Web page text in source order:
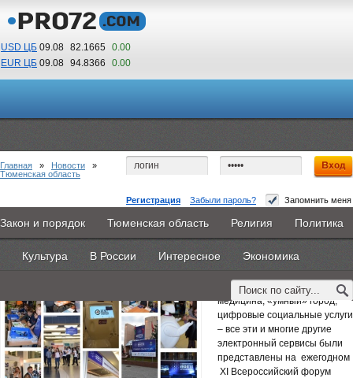
USD ЦБ 09.08 82.1665 0.00
EUR ЦБ 09.08 94.8366 0.00
00 16
По Гринвичу (GMT +5)
Регистрация Забыли пароль? Запомнить меня
Главная Новости Объявления КНИГИ ВестиNet
Каталоги 9PS Прочее
Закон и порядок Тюменская область Религия Политика
Культура В России Интересное Экономика
Главная » Новости »
Тюменская область
«Цифра» уверенно входит в нашу жизнь.
16 октября 2018 - Тюменское региональное отделение ФСС РФ
Цифровая экономика,
цифровая школа, цифровая
медицина, «умный» город,
цифровые социальные услуги
– все эти и многие другие
электронный сервисы были
представлены на ежегодном
XI Всероссийский форум